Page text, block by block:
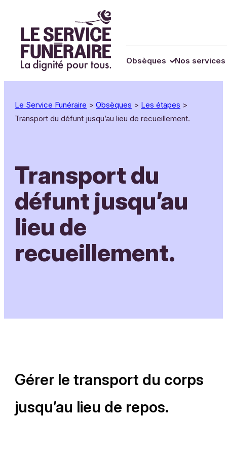
contenu
Obsèques Nos services
Le Service Funéraire > Obsèques > Les étapes >
Transport du défunt jusqu’au lieu de recueillement.
Transport du
défunt jusqu’au
lieu de
recueillement.
Gérer le transport du corps
jusqu’au lieu de repos.